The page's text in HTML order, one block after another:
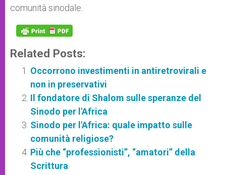
comunità sinodale.
Related Posts:
Occorrono investimenti in antiretrovirali e
non in preservativi
Il fondatore di Shalom sulle speranze del
Sinodo per l'Africa
Sinodo per l'Africa: quale impatto sulle
comunità religiose?
Più che “professionisti”, “amatori” della
Scrittura